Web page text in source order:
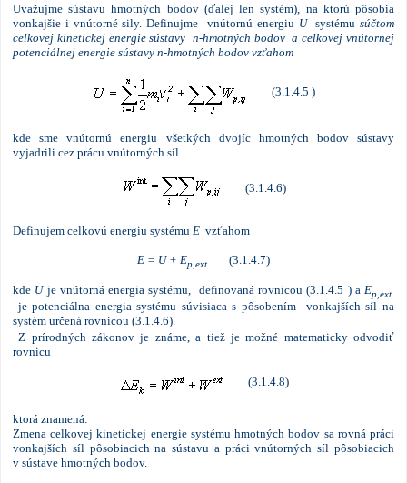
Uvažujme sústavu hmotných bodov (ďalej len systém), na ktorú pôsobia
vonkajšie i vnútorné sily. Definujme vnútornú energiu Usystémusúčtom
celkovej kinetickej energie sústavy n-hmotných bodov a celkovej vnútornej
potenciálnej energie sústavy n-hmotných bodov vzťahom
(3.1.4.5 )
kde sme vnútornú energiu všetkých dvojíc hmotných bodov sústavy
vyjadrili cez prácu vnútorných síl
(3.1.4.6)
Definujem celkovú energiu systému E vzťahom
E = U + Ep,ext (3.1.4.7)
kde U je vnútorná energia systému, definovaná rovnicou (3.1.4.5 ) a Ep,ext
je potenciálna energia systému súvisiaca s pôsobením vonkajších síl na
systém určená rovnicou (3.1.4.6).
Z prírodných zákonov je známe, a tiež je možné matematicky odvodiť
rovnicu
(3.1.4.8)
ktorá znamená:
Zmena celkovej kinetickej energie systému hmotných bodov sa rovná práci
vonkajších síl pôsobiacich na sústavu a práci vnútorných síl pôsobiacich
v sústave hmotných bodov.